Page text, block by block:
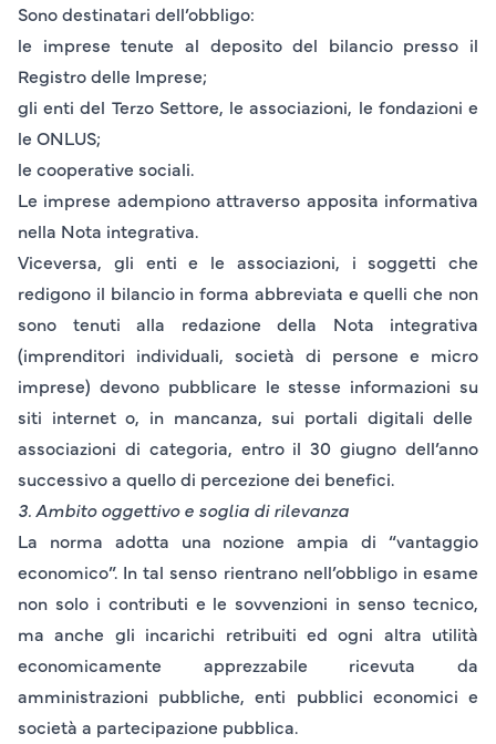
Sono destinatari dell’obbligo:
le imprese tenute al deposito del bilanciopresso il
Registro delle Imprese;
gli enti del Terzo Settore, le associazioni, le fondazioni e
le ONLUS;
le cooperative sociali.
Le imprese adempiono attraverso apposita informativa
nella Nota integrativa.
Viceversa, gli enti e le associazioni, i soggetti che
redigono il bilancio in forma abbreviata e quelli che non
sono tenuti alla redazione della Nota integrativa
(imprenditori individuali, società di persone e micro
imprese) devono pubblicare le stesse informazioni su
siti interneto, in mancanza, sui portali digitali delle
associazioni di categoria, entro il30 giugno dell’anno
successivo a quello di percezione dei benefici.
3. Ambito oggettivo e soglia di rilevanza
La norma adotta una nozione ampia di “vantaggio
economico”. In tal senso rientrano nell’obbligo in esame
non solo i contributi e le sovvenzioni in senso tecnico,
ma anche gli incarichi retribuiti edogni altra utilità
economicamente apprezzabile ricevuta da
amministrazioni pubbliche, enti pubblici economici e
società a partecipazione pubblica.